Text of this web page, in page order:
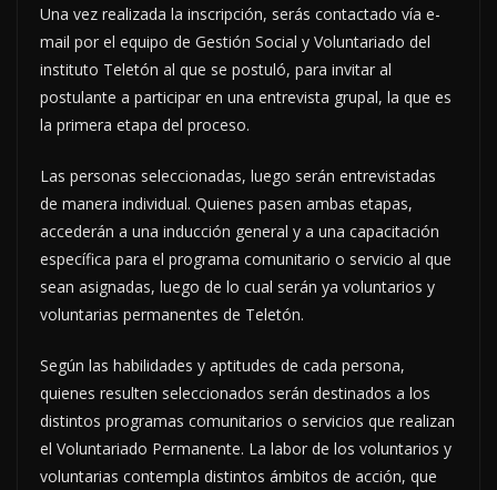
Una vez realizada la inscripción, serás contactado vía e-
mail por el equipo de Gestión Social y Voluntariado del
instituto Teletón al que se postuló, para invitar al
postulante a participar en una entrevista grupal, la que es
la primera etapa del proceso.
Las personas seleccionadas, luego serán entrevistadas
de manera individual. Quienes pasen ambas etapas,
accederán a una inducción general y a una capacitación
específica para el programa comunitario o servicio al que
sean asignadas, luego de lo cual serán ya voluntarios y
voluntarias permanentes de Teletón.
Según las habilidades y aptitudes de cada persona,
quienes resulten seleccionados serán destinados a los
distintos programas comunitarios o servicios que realizan
el Voluntariado Permanente. La labor de los voluntarios y
voluntarias contempla distintos ámbitos de acción, que